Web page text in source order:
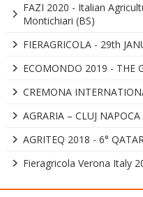
FAZI 2020 - Italian
Montichiari (BS)
FIERAGRICOLA - 29th
ECOMONDO 2019 - THE
CREMONA
AGRARIA – CLUJ
AGRITEQ 2018 - 6°
Fieragricola Verona Italy